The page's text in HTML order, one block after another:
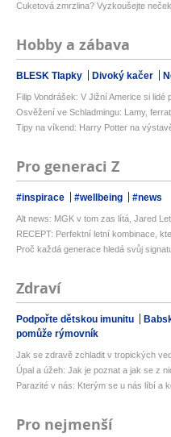
Cuketová zmrzlina? Vyzkoušejte
Hobby a zábava
BLESK Tlapky Divoký kačer
Filip Vondrášek: V Jižní Americe si lidé
Osvěžení ve Schladmingu: Lamy,
Tipy na víkend: Harry Potter na
Pro generaci Z
#inspirace #wellbeing #news
Alt news: MGK v tom zas lítá, Jared
RECEPT: Perfektní letní kombinace,
Proč každá generace hledá svůj
Zdraví
Podpořte dětskou imunitu
pomůže rýmovník
Jak se zdravě zchladit v tropických
Úpal a úžeh: Jak je poznat a jak se z
Parazité v nás: Kterým se u nás líbí a
Pro nejmenší